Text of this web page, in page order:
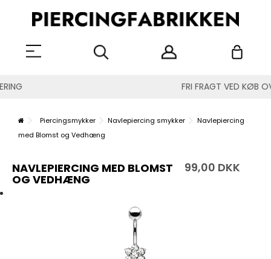
FRI FRAGT VED KØB OVER 299 DKK
Piercingsmykker Navlepiercing smykker
Navlepiercing
med Blomst og Vedhæng
NAVLEPIERCING MED BLOMST
OG VEDHÆNG
99,00 DKK